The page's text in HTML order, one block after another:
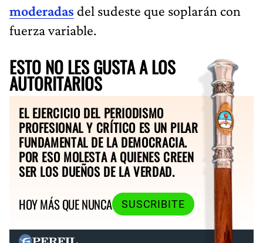
moderadas del sudeste que soplarán con
fuerza variable.
ESTO NO LES GUSTA A LOS
AUTORITARIOS
EL EJERCICIO DEL PERIODISMO
PROFESIONAL Y CRÍTICO ES UN PILAR
FUNDAMENTAL DE LA DEMOCRACIA.
POR ESO MOLESTA A QUIENES CREEN
SER LOS DUEÑOS DE LA VERDAD.
HOY MÁS QUE NUNCA
SUSCRIBITE